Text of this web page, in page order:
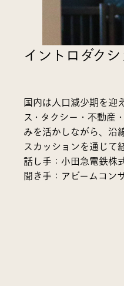
イントロダク
国内は人口減少期を迎
ス・タクシー・不動産
みを活かしながら、沿
スカッションを通じて
話し手：小田急電鉄
聞き手：アビームコ